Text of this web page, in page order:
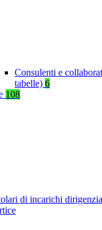
Consulenti e
tabelle) 6
108
di incarichi